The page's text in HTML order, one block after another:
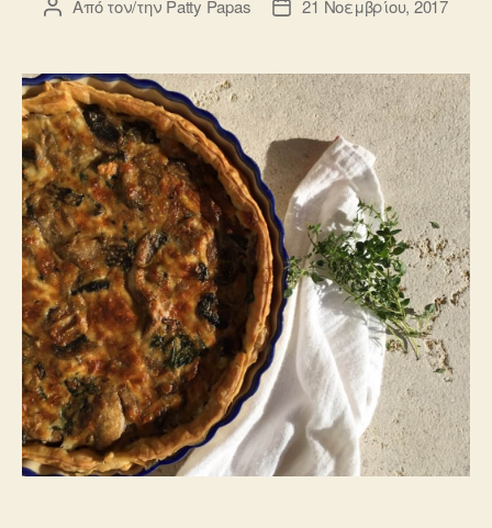
Συντάκτης
Από τον/την Patty Papas
Ημ.21 Νοεμβρίου, 2017